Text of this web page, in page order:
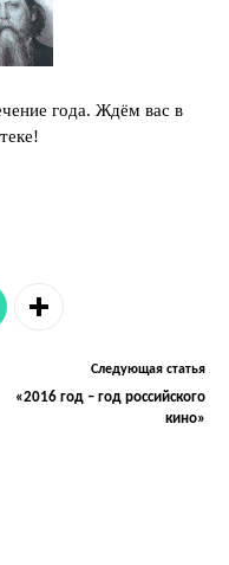
года. Ждём вас в
Следующая статья
«2016 год – год российского
кино»